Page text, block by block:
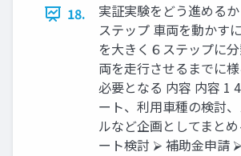
18.
実証実験をどう進める
ステップ 車両を動かす
を大きく６ステップに
両を走行させるまでに
必要となる 内容 内容 1
ート、利用車種の検討
ルなど企画としてまと
ート検討 ⮚ 補助金申請